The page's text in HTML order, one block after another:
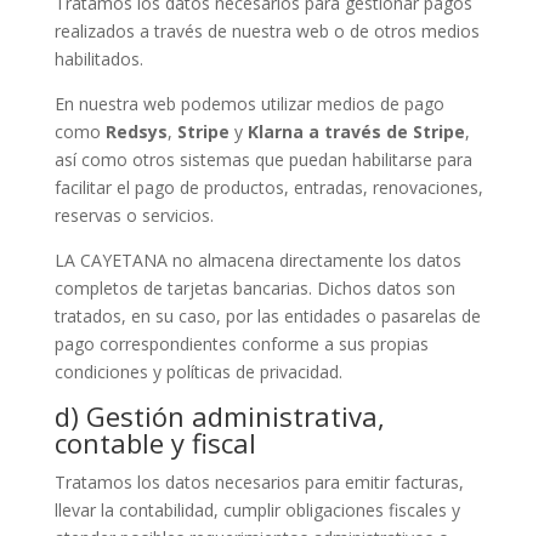
realizados a través de nuestra web o de otros medios
habilitados.
En nuestra web podemos utilizar medios de pago
como Redsys, Stripe y Klarna a través de Stripe,
así como otros sistemas que puedan habilitarse para
facilitar el pago de productos, entradas, renovaciones,
reservas o servicios.
LA CAYETANA no almacena directamente los datos
completos de tarjetas bancarias. Dichos datos son
tratados, en su caso, por las entidades o pasarelas de
pago correspondientes conforme a sus propias
condiciones y políticas de privacidad.
d) Gestión administrativa,
contable y fiscal
Tratamos los datos necesarios para emitir facturas,
llevar la contabilidad, cumplir obligaciones fiscales y